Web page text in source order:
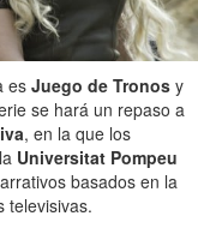
es Juego de Tronos y
se hará un repaso a
, en la que los
Universitat Pompeu
basados en la
televisivas.